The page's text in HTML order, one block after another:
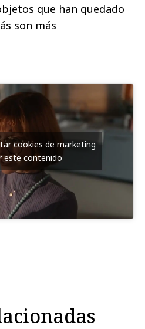
que han quedado
son más
cookies de marketing
este contenido